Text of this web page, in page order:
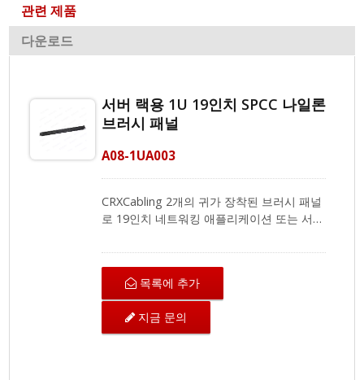
관련 제품
다운로드
서버 랙용 1U 19인치 SPCC 나일론
브러시 패널
A08-1UA003
CRXCabling 2개의 귀가 장착된 브러시 패널
로 19인치 네트워킹 애플리케이션 또는 서버
랙과 개방 공간 사이에 공기가 통과할 수 있
는 충분한 공간이 있습니다. 고밀도 나일론
브러시로 이더넷 케이블을 쉽게 정리할 수 있
습니다. CRXCabling 전문 팀이 항상 귀하를
위해 대기하고 있으며, 귀하의 요구 사항을
충족하는 솔루션을 소개하게 되어 기쁩니다.
목록에 추가
지금 문의